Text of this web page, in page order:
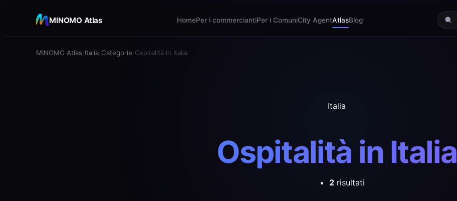
MINOMO Atlas HomePer i commerciantiPer i ComuniCity AgentAtlasBlog
MINOMO Atlas Italia Categorie Ospitalità in Italia
Italia
Ospitalità in Italia
2 risultati